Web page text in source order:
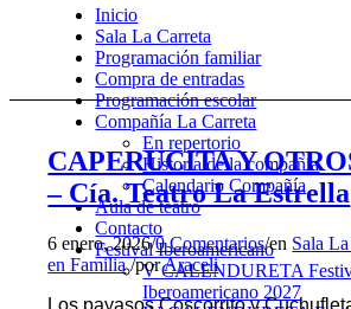
Inicio
Sala La Carreta
Programación familiar
Compra de entradas
Programación escolar
Compañía La Carreta
En repertorio
Historia de la compañía
Calendario Compañía
Aula de teatro
Contacto
Festival Iberoamericano
V CALENDURETA
Iberoamericano 2027
CAPERUCITA Y
– Cía. Teatro La Estrella
6 enero, 2026/0 Comentarios/en Sala
en Familia /porAraceli
Los payasos Coscorrito y